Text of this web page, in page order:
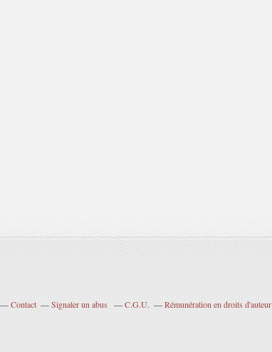
Contact Signaler un abus C.G.U. Rémunération en droits d'auteur